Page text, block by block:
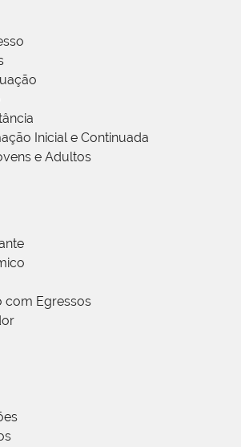
Inicial e Continuada
e Adultos
com Egressos